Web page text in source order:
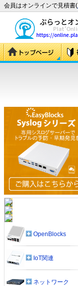
会員はオンラインで見積書(
OpenBlocks
IoT関連
ネットワーク